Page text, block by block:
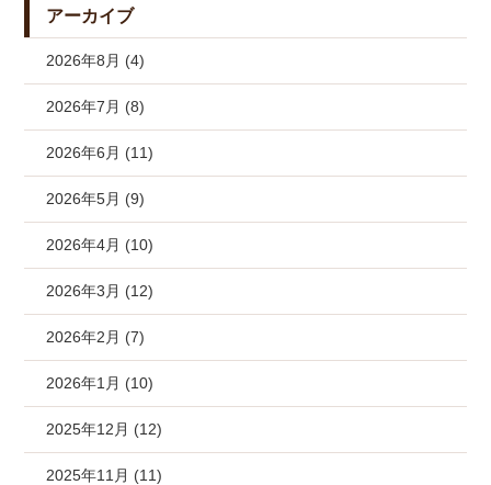
アーカイブ
2026年8月 (4)
2026年7月 (8)
2026年6月 (11)
2026年5月 (9)
2026年4月 (10)
2026年3月 (12)
2026年2月 (7)
2026年1月 (10)
2025年12月 (12)
2025年11月 (11)